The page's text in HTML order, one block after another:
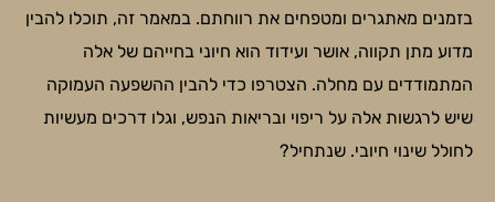
בזמנים מאתגרים ומטפחים את רווחתם. במאמר זה, תוכלו להבין
מדוע מתן תקווה, אושר ועידוד הוא חיוני בחייהם של אלה
המתמודדים עם מחלה. הצטרפו כדי להבין ההשפעה העמוקה
שיש לרגשות אלה על ריפוי ובריאות הנפש, וגלו דרכים מעשיות
לחולל שינוי חיובי. שנתחיל?